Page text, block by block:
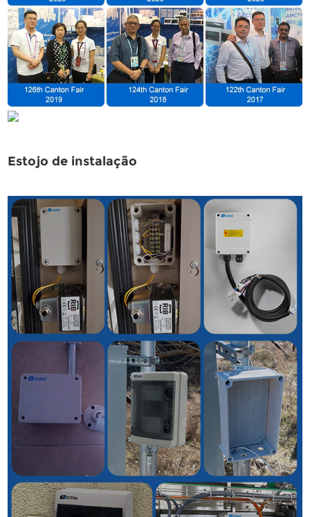
Estojo de instalação